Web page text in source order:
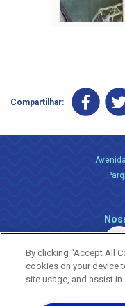
Compartilhar:
By clicking “Accept All
cookies on your device
site usage, and assist